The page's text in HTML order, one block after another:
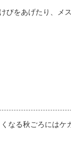
びをあげたり、メ
なる秋ごろにはケ